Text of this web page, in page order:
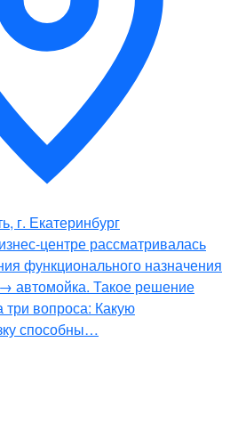
г. Екатеринбург
центре рассматривалась
функционального назначения
автомойка. Такое решение
три вопроса: Какую
способны…